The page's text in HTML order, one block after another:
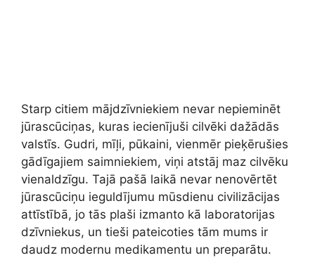
Starp citiem mājdzīvniekiem nevar nepieminēt
jūrascūciņas, kuras iecienījuši cilvēki dažādās
valstīs. Gudri, mīļi, pūkaini, vienmēr pieķērušies
gādīgajiem saimniekiem, viņi atstāj maz cilvēku
vienaldzīgu. Tajā pašā laikā nevar nenovērtēt
jūrascūciņu ieguldījumu mūsdienu civilizācijas
attīstībā, jo tās plaši izmanto kā laboratorijas
dzīvniekus, un tieši pateicoties tām mums ir
daudz modernu medikamentu un preparātu.